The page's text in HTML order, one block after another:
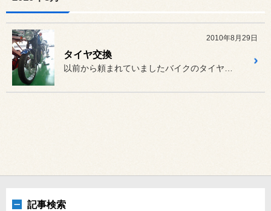
2010年8月29日
タイヤ交換
記事検索